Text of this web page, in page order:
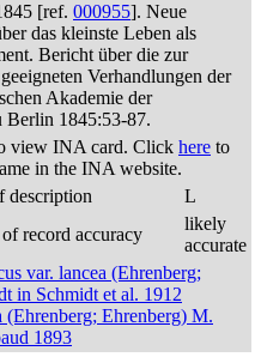
[ref. 000955]. Neue
das kleinste Leben als
Bericht über die zur
Verhandlungen der
Akademie der
Berlin 1845:53-87.
view INA card. Click here to
in the INA website.
description
L
of record accuracy
likely
accurate
var. lancea (Ehrenberg;
in Schmidt et al. 1912
(Ehrenberg; Ehrenberg) M.
1893